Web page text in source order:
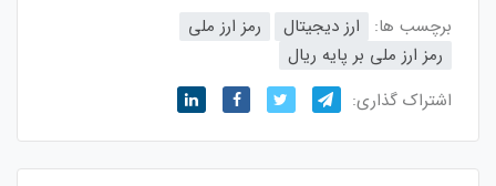
برچسب ها: ارز دیجیتال
رمز ارز ملی
رمز ارز ملی بر پایه ریال
اشتراک گذاری: